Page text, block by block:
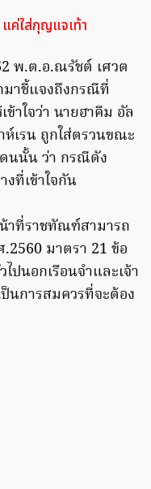
แค่ใส่กุญแจเท้า
พ.ต.อ.ณรัชต์ เศวต
าชี้แจงถึงกรณีที่
ข้าใจว่า นายฮาคีม อัล
เรน ถูกใส่ตรวนขณะ
นนั้น ว่า กรณีดัง
ที่เข้าใจกัน
าที่ราชทัณฑ์สามารถ
มาตรา 21 ข้อ
ปนอกเรือนจำและเจ้า
นการสมควรที่จะต้อง